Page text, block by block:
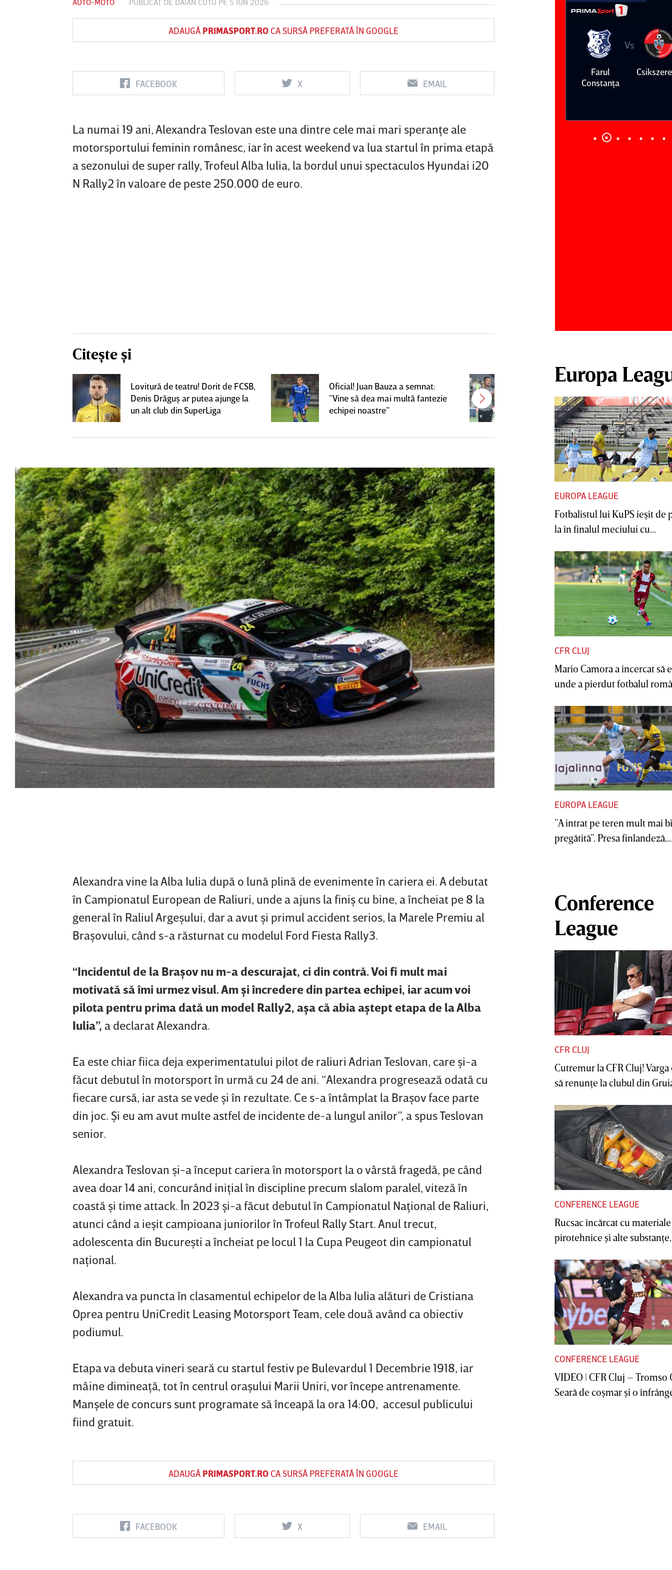
AUTO-MOTO PUBLICAT DE DAIAN CUTU PE 5 IUN 2026
ADAUGĂ PRIMASPORT.ROCA SURSĂ PREFERATĂ ÎN GOOGLE
FACEBOOK X EMAIL
La numai 19 ani, Alexandra Teslovan este una dintre cele mai mari speranţe ale
motorsportului feminin românesc, iar în acest weekend va lua startul în prima etapă
a sezonului de super rally, Trofeul Alba Iulia, la bordul unui spectaculos Hyundai i20
N Rally2 în valoare de peste 250.000 de euro.
Citește și
Lovitură de teatru! Dorit de FCSB,
Denis Drăguş ar putea ajunge la
un alt club din SuperLiga
Oficial! Juan Bauza a semnat:
”Vine să dea mai multă fantezie
echipei noastre”
Antonio Folha urmează să fie
demis! Încă un nume mare de la
CFR Cluj ar putea fi OUT
Alexandra vine la Alba Iulia după o lună plină de evenimente în cariera ei. A debutat
în Campionatul European de Raliuri, unde a ajuns la finiş cu bine, a încheiat pe 8 la
general în Raliul Argeşului, dar a avut şi primul accident serios, la Marele Premiu al
Braşovului, când s-a răsturnat cu modelul Ford Fiesta Rally3.
“Incidentul de la Braşov nu m-a descurajat, ci din contră. Voi fi mult mai
motivată să îmi urmez visul. Am şi încredere din partea echipei, iar acum voi
pilota pentru prima dată un model Rally2, aşa că abia aştept etapa de la Alba
Iulia”, a declarat Alexandra.
Ea este chiar fiica deja experimentatului pilot de raliuri Adrian Teslovan, care şi-a
făcut debutul în motorsport în urmă cu 24 de ani. “Alexandra progresează odată cu
fiecare cursă, iar asta se vede şi în rezultate. Ce s-a întâmplat la Braşov face parte
din joc. Şi eu am avut multe astfel de incidente de-a lungul anilor”, a spus Teslovan
senior.
Alexandra Teslovan şi-a început cariera în motorsport la o vârstă fragedă, pe când
avea doar 14 ani, concurând iniţial în discipline precum slalom paralel, viteză în
coastă şi time attack. În 2023 şi-a făcut debutul în Campionatul Naţional de Raliuri,
atunci când a ieşit campioana juniorilor în Trofeul Rally Start. Anul trecut,
adolescenta din Bucureşti a încheiat pe locul 1 la Cupa Peugeot din campionatul
naţional.
Alexandra va puncta în clasamentul echipelor de la Alba Iulia alături de Cristiana
Oprea pentru UniCredit Leasing Motorsport Team, cele două având ca obiectiv
podiumul.
Etapa va debuta vineri seară cu startul festiv pe Bulevardul 1 Decembrie 1918, iar
mâine dimineaţă, tot în centrul oraşului Marii Uniri, vor începe antrenamente.
Manşele de concurs sunt programate să înceapă la ora 14:00, accesul publicului
fiind gratuit.
ADAUGĂ PRIMASPORT.ROCA SURSĂ PREFERATĂ ÎN GOOGLE
FACEBOOK X EMAIL
FC Botoşani
Vs
Corvinul
Hunedoara
Sepsi OSK Sf
Vs
FCSB UTA Arad
Vs
Rapid
Farul
Vs
Dinamo
Vs
FC
Europa
EUROPA LEAGUE
Fotbalistul lui KuPS ieşit de
la în finalul meciului cu...
CFR CLUJ
Mario Camora a încercat să
unde a pierdut fotbalul
EUROPA LEAGUE
”A intrat pe teren mult mai
pregătită”. Presa
Conference
League
CFR CLUJ
Cutremur la CFR Cluj! Varga
să renunţe la clubul din
CONFERENCE LEAGUE
Rucsac încărcat cu materiale
pirotehnice şi alte substanţe,
CONFERENCE LEAGUE
VIDEO | CFR Cluj – Tromso
Seară de coşmar şi o